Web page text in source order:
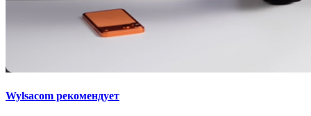
Wylsacom рекомендует